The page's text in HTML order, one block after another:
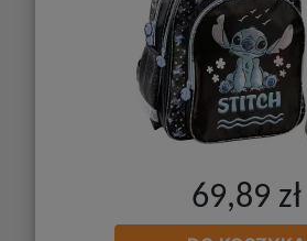
69,89 zł